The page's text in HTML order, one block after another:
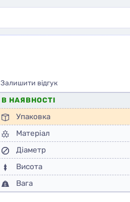
Залишити відгук
В НАЯВНОСТІ
Упаковка
Матеріал
Діаметр
Висота
Вага